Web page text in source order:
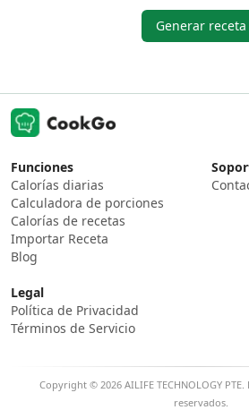
Generar receta
Funciones
Calorías diarias
Calculadora de porciones
Calorías de recetas
Importar Receta
Blog
Legal
Política de Privacidad
Términos de Servicio
Copyright © 2026 AILIFE TECHNOLOGY
reservados.